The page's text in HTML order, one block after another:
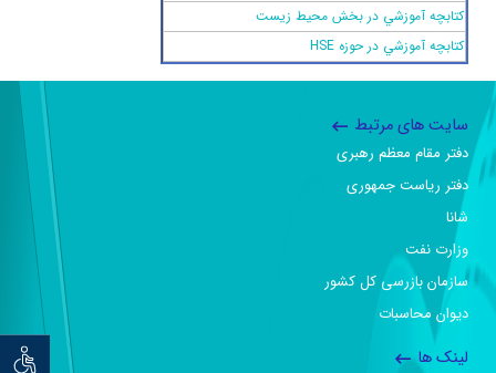
توان
كتابچه آموزشي در بخش محيط زيست
كتابچه آموزشي در حوزه HSE
سایت های مرتبط
دفتر مقام معظم رهبری
دفتر ریاست جمهوری
شانا
وزارت نفت
سازمان بازرسی کل کشور
دیوان محاسبات
لینک ها